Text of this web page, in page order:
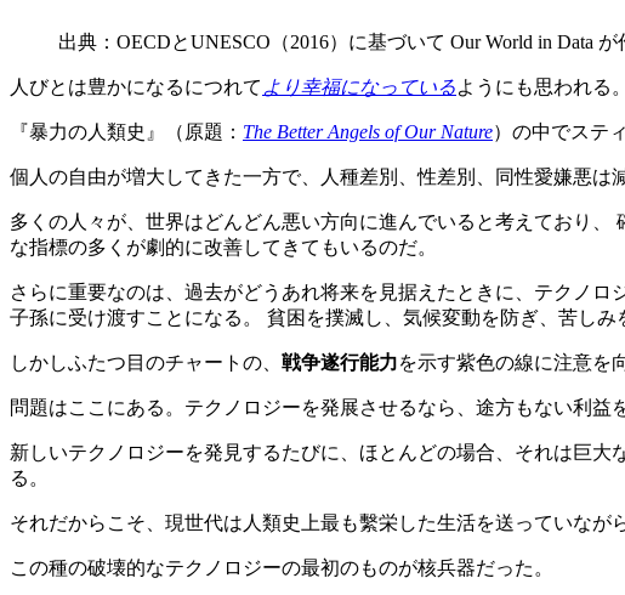
出典：OECDとUNESCO（2016）に基づいて Our World in Data が
人びとは豊かになるにつれて より幸福になっているようにも思われる。
『暴力の人類史』（原題： The Better Angels of Our Nature）の中でステ
個人の自由が増大してきた一方で、人種差別、性差別、同性愛嫌悪は
多くの人々が、世界はどんどん悪い方向に進んでいると考えており
な指標の多くが劇的に改善してきてもいるのだ。
さらに重要なのは、過去がどうあれ将来を見据えたときに、テクノ
子孫に受け渡すことになる。 貧困を撲滅し、気候変動を防ぎ、苦し
しかしふたつ目のチャートの、 戦争遂行能力を示す紫色の線に注意を
問題はここにある。テクノロジーを発展させるなら、途方もない利
新しいテクノロジーを発見するたびに、ほとんどの場合、それは巨
る。
それだからこそ、現世代は人類史上最も繫栄した生活を送っていなが
この種の破壊的なテクノロジーの最初のものが核兵器だった。